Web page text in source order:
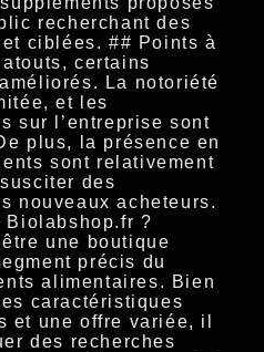
recherchant des
ciblées. ## Points à
certains
La notoriété
et les
sur l’entreprise sont
plus, la présence en
sont relativement
des
nouveaux acheteurs.
Biolabshop.fr ?
une boutique
précis du
alimentaires. Bien
caractéristiques
et une offre variée, il
des recherches